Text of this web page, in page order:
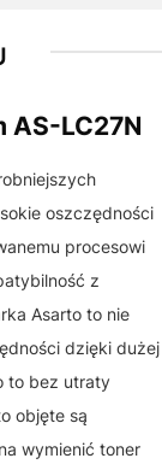
AS-LC27N
oszczędności
procesowi
z
Asarto to nie
dzięki dużej
to bez utraty
objęte są
wymienić toner